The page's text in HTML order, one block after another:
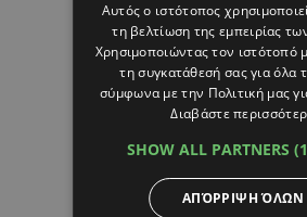
Αυτός ο ιστότοπος
τη βελτίωση της εμπειρίας
Χρησιμοποιώντας τον ιστότοπό
τη συγκατάθεσή σας για όλα
σύμφωνα με την Πολιτική μας
Διαβάστε
SHOW ALL PARTNERS
ΑΠΌΡΡΙΨΗ ΌΛΩΝ